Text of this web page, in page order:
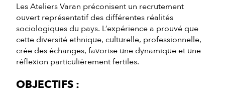
Les Ateliers Varan préconisent un recrutement
ouvert représentatif des différentes réalités
sociologiques du pays. L’expérience a prouvé que
cette diversité ethnique, culturelle, professionnelle,
crée des échanges, favorise une dynamique et une
réflexion particulièrement fertiles.
OBJECTIFS :